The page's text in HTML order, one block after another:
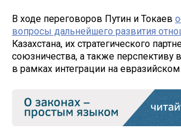
В ходе переговоров Путин и Токаев
вопросы дальнейшего развития
Казахстана, их стратегического
союзничества, а также перспективу
в рамках интеграции на евразийском